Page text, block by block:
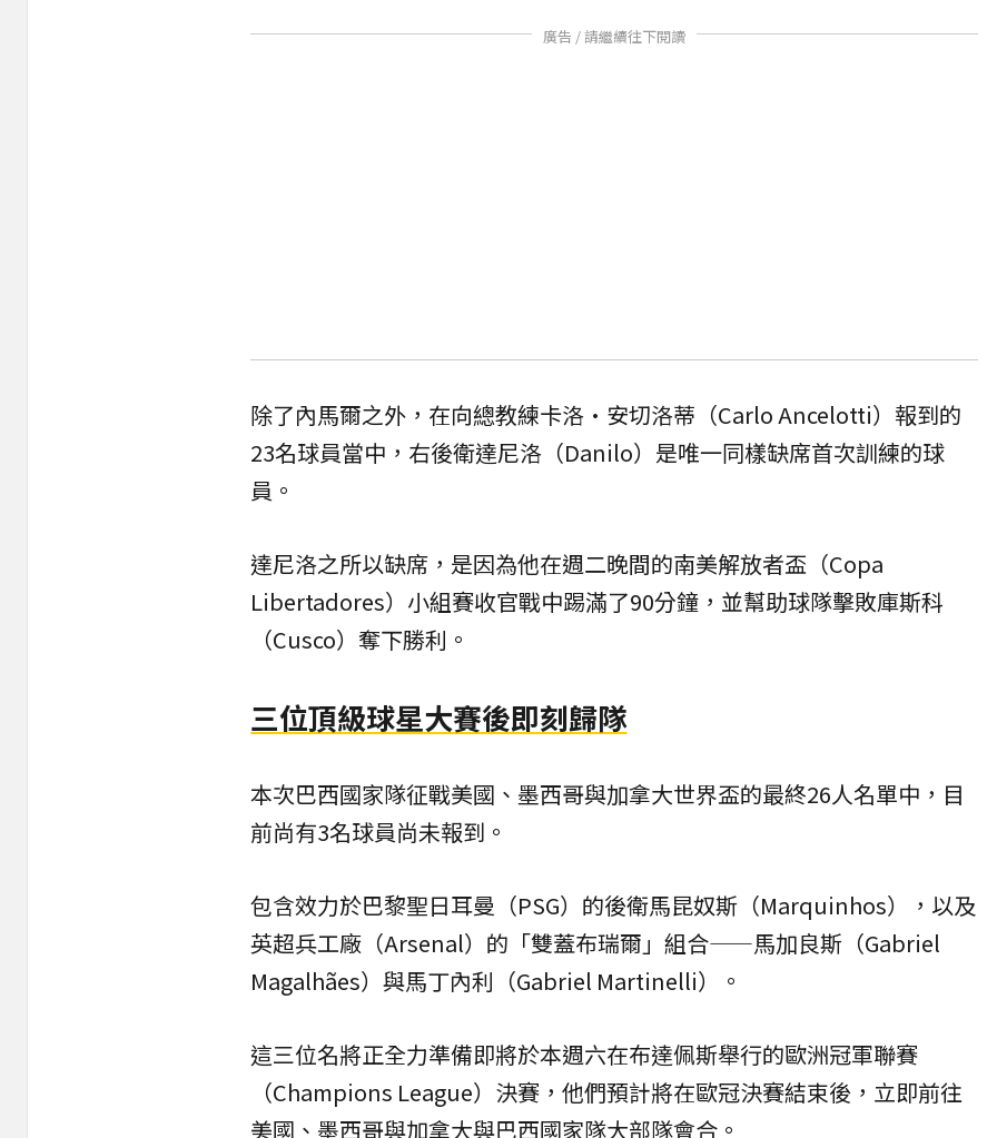
廣告 / 請繼續往下閱讀
除了內馬爾之外，在向總教練卡洛·安切洛蒂（Carlo Ancelotti）報到的
23名球員當中，右後衛達尼洛（Danilo）是唯一同樣缺席首次訓練的球
員。
達尼洛之所以缺席，是因為他在週二晚間的南美解放者盃（Copa
Libertadores）小組賽收官戰中踢滿了90分鐘，並幫助球隊擊敗庫斯科
（Cusco）奪下勝利。
三位頂級球星大賽後即刻歸隊
本次巴西國家隊征戰美國、墨西哥與加拿大世界盃的最終26人名單中，目
前尚有3名球員尚未報到。
包含效力於巴黎聖日耳曼（PSG）的後衛馬昆奴斯（Marquinhos），以及
英超兵工廠（Arsenal）的「雙蓋布瑞爾」組合——馬加良斯（Gabriel
Magalhães）與馬丁內利（Gabriel Martinelli）。
這三位名將正全力準備即將於本週六在布達佩斯舉行的歐洲冠軍聯賽
（Champions League）決賽，他們預計將在歐冠決賽結束後，立即前往
美國、墨西哥與加拿大與巴西國家隊大部隊會合。